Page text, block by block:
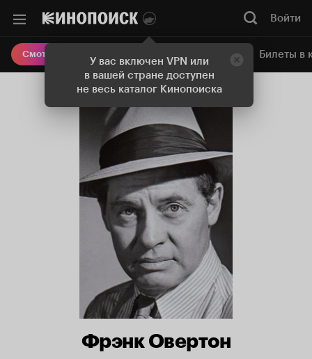
У вас включен VPN или
в вашей стране доступен
не весь каталог Кинопоиска
Войти
Смотреть кино Онлайн-кинотеатр Билеты в
Фрэнк Овертон